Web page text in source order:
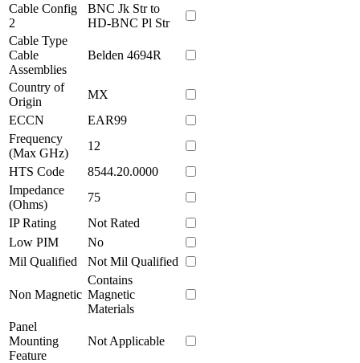
Cable Config
2
BNC Jk Str to
HD-BNC Pl Str
Cable Type
Cable
Assemblies
Belden 4694R
Country of
Origin
MX
ECCN
EAR99
Frequency
(Max GHz)
12
HTS Code
8544.20.0000
Impedance
(Ohms)
75
IP Rating
Not Rated
Low PIM
No
Mil Qualified
Not Mil Qualified
Non Magnetic
Contains
Magnetic
Materials
Panel
Mounting
Feature
Not Applicable